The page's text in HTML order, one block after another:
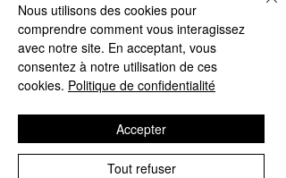
4,9/5
Offres et Services
A propos de nous
Protection des données
Nous utilisons des cookies pour
comprendre comment vous interagissez
avec notre site. En acceptant, vous
consentez à notre utilisation de ces
cookies. Politique de confidentialité
Tout refuser
Accepter